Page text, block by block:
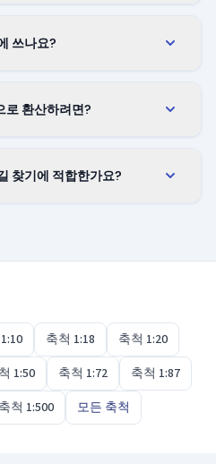
습니다. 등산과 정밀한 길
쓰나요?
서 잘 맞습니다. 넓은 전체
로 환산하려면?
됩니다. 양쪽이 같은 단위
찾기에 적합한가요?
일의 산행을 한 장에 담기
축척 1:18
축척 1:20
1:50 축척 1:72
축척 1:87
축척 1:500 모든 축척